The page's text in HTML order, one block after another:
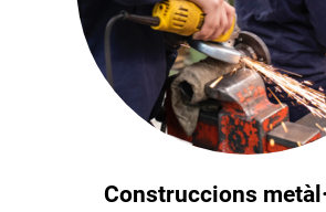
Construccions